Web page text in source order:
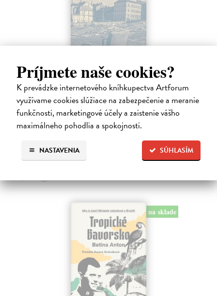
Príjmete naše cookies?
K prevádzke internetového kníhkupectva Artforum
využívame cookies slúžiace na zabezpečenie a meranie
funkčnosti, marketingové účely a zaistenie vášho
maximálneho pohodlia a spokojnosti.
SÚHLASÍM
NASTAVENIA
Táňa / Praha 3 / Žižkov
Zelbová Marie | Kniha
Nikdy jsme nebyli úplně standardní žižkovská rodina. Vítejte v
mámině bytě 4. kategorie, který byl všem otevřen dokořán.
12,92 €
na sklade